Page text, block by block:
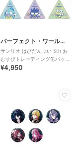
パーフェクト・ワールド・トーキョー
サンリオ はぴだんぶい 5th お
むすびトレーディング缶バッ
ジ 全6種コンプリートセット
¥4,950